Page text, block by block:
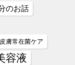
のお話
皮膚常在菌ケア
容液